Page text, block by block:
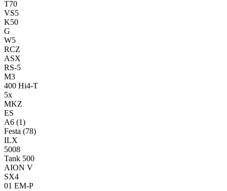
T70
VS5
K50
G
W5
RCZ
ASX
RS-5
M3
400 Hi4-T
5x
MKZ
ES
A6 (1)
Festa (78)
ILX
5008
Tank 500
AION V
SX4
01 EM-P